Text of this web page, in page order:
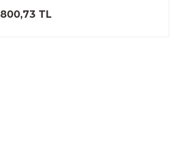
800,73 TL
ÜRÜNÜ İNCELE